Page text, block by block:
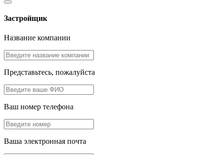
Застройщик
Название компании
Представьтесь, пожалуйста
Ваш номер телефона
Ваша электронная почта